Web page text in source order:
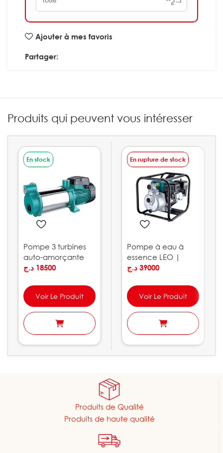
Ajouter à mes favoris
Partager:
Produits qui peuvent vous intéresser
En stock
Pompe 3 turbines
auto-amorçante
LEO | ACSm100S
18500 د.ج
Voir Le Produit
En rupture de stock
Pompe à eau à
essence LEO |
LGP30-C
39000 د.ج
Voir Le Produit
Produits de Qualité
Produits de haute qualité